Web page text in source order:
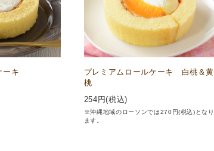
ーキ
プレミアムロールケーキ 白桃＆黄
桃
254 円(税込)
※沖縄地域のローソンでは270円(税込)となり
ます。